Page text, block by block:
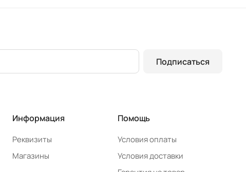
Подписаться
Информация
Реквизиты
Магазины
Помощь
Условия оплаты
Условия доставки